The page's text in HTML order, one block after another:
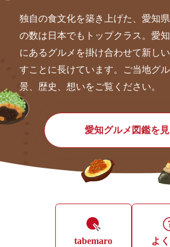
独自の食文化を築き上げた、愛知
の数は日本でもトップクラス。愛
にあるグルメを掛け合わせて新し
すことに長けています。ご当地グ
景、歴史、想いをご覧ください。
愛知グルメ図鑑を
tabemaro
よ